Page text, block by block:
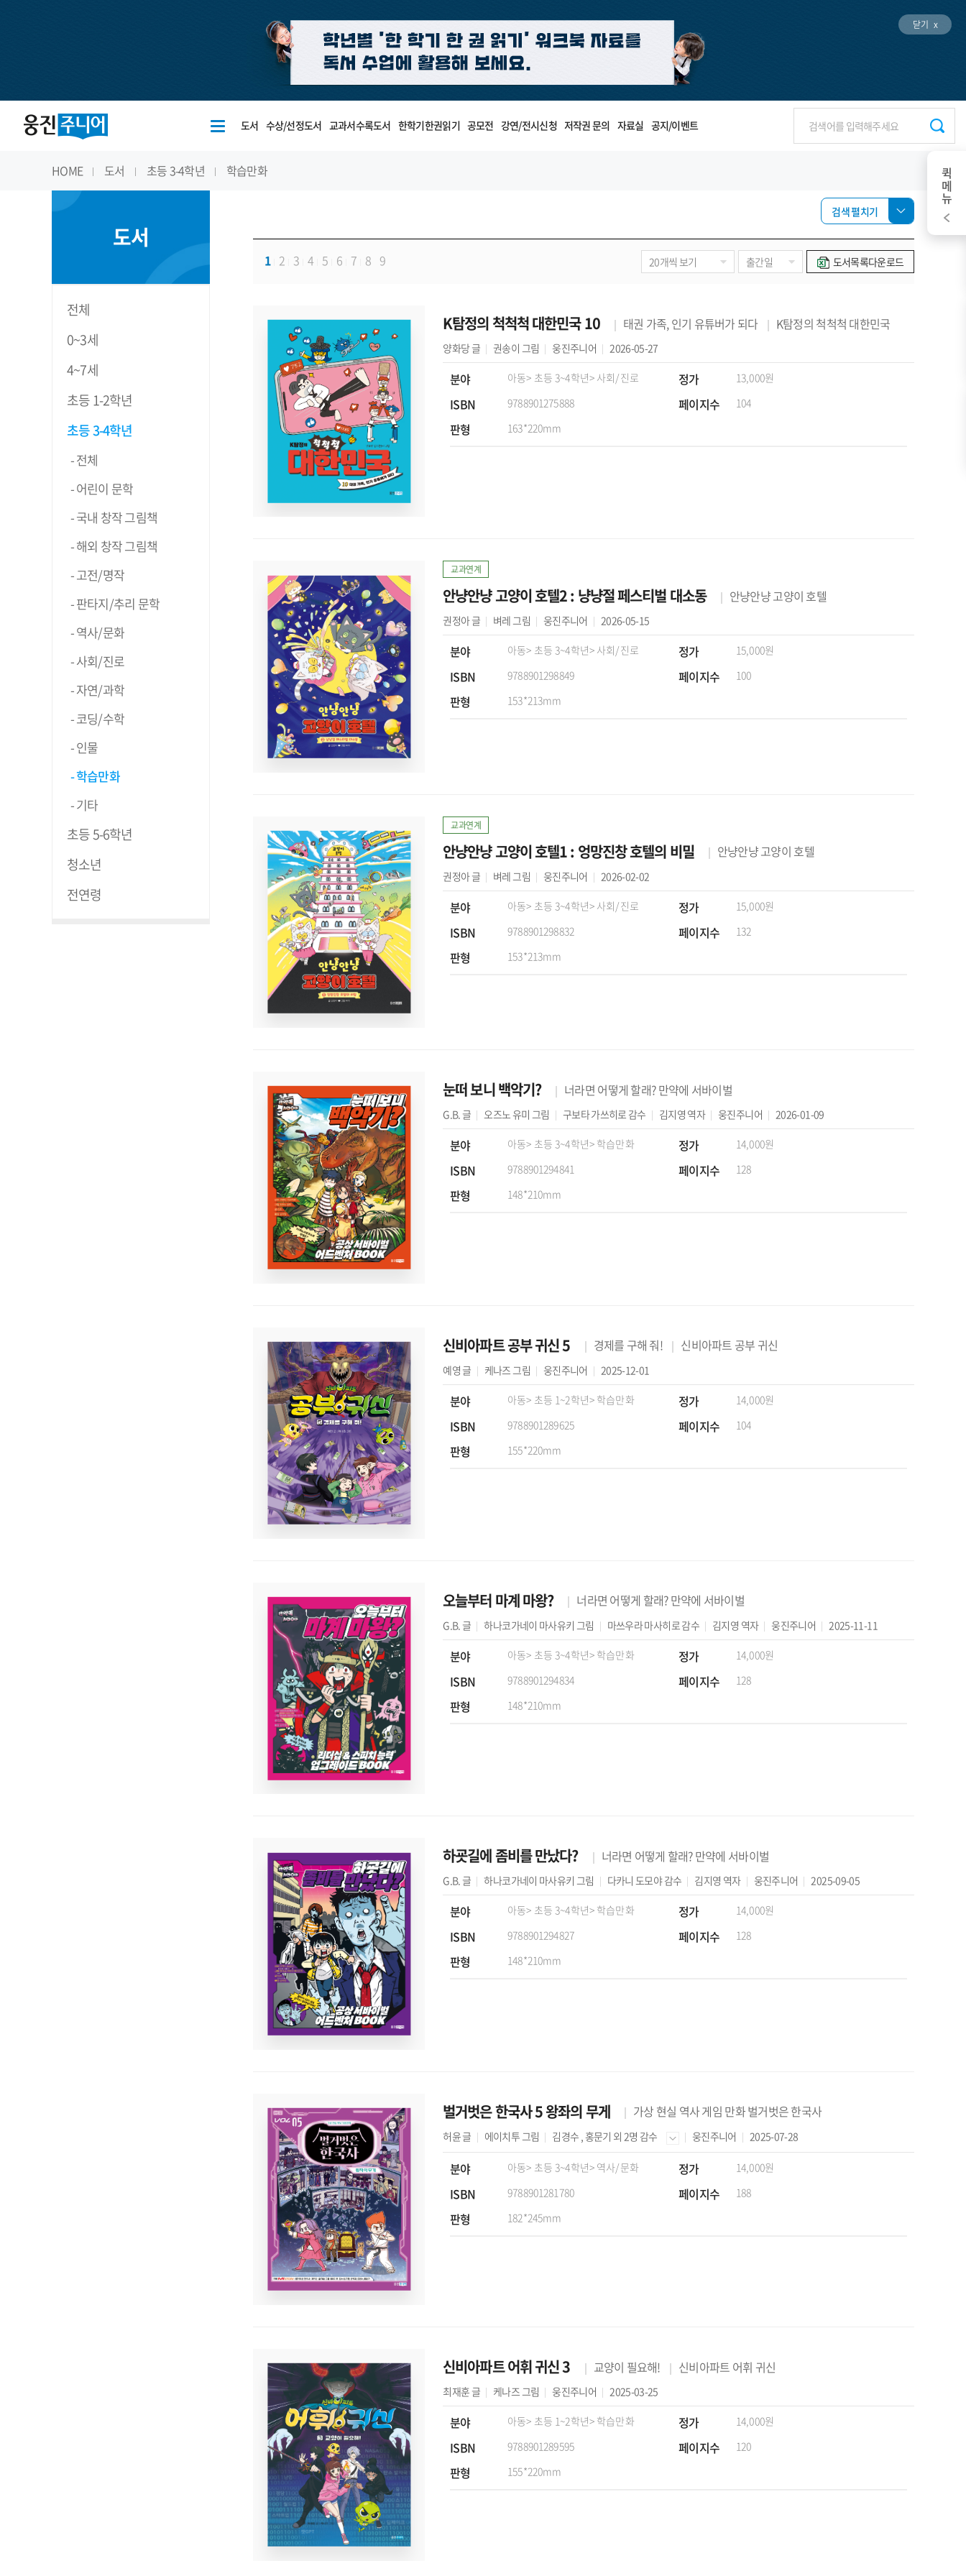
닫기 x
퀵메뉴
도서 수상/선정도서 교과서수록도서 한학기한권읽기 공모전 강연/전시신청 저작권 문의 자료실 공지/이벤트
HOME 도서 초등 3-4학년 학습만화
도서
전체
0~3세
4~7세
초등 1-2학년
초등 3-4학년
전체
어린이 문학
국내 창작 그림책
해외 창작 그림책
고전/명작
판타지/추리 문학
역사/문화
사회/진로
자연/과학
코딩/수학
인물
학습만화
기타
초등 5-6학년
청소년
전연령
검색 펼치기
1 2 3 4 5 6 7 8 9 도서목록다운로드
K탐정의 척척척 대한민국 10 태권 가족, 인기 유튜버가 되다 K탐정의 척척척 대한민국
양화당글 권송이 그림 웅진주니어 2026-05-27
분야 아동> 초등 3~4학년> 사회/진로 정가 13,000원
ISBN 9788901275888 페이지수 104
판형 163*220mm
교과연계
안냥안냥 고양이 호텔2 : 냥냥절 페스티벌 대소동 안냥안냥 고양이 호텔
권정아글 벼레그림 웅진주니어 2026-05-15
분야 아동> 초등 3~4학년> 사회/진로 정가 15,000원
ISBN 9788901298849 페이지수 100
판형 153*213mm
교과연계
안냥안냥 고양이 호텔1 : 엉망진창 호텔의 비밀 안냥안냥 고양이 호텔
권정아글 벼레 그림 웅진주니어 2026-02-02
분야 아동> 초등 3~4학년> 사회/진로 정가 15,000원
ISBN 9788901298832 페이지수 132
판형 153*213mm
눈떠 보니 백악기? 너라면 어떻게 할래? 만약에 서바이벌
G.B. 글 오즈노 유미그림 구보타 가쓰히로 감수 김지영 역자 웅진주니어 2026-01-09
분야 아동> 초등 3~4학년> 학습만화 정가 14,000원
ISBN 9788901294841 페이지수 128
판형 148*210mm
신비아파트 공부 귀신 5 경제를 구해 줘! 신비아파트 공부 귀신
예영 글 케나즈 그림 웅진주니어 2025-12-01
분야 아동> 초등 1~2학년> 학습만화 정가 14,000원
ISBN 9788901289625 페이지수 104
판형 155*220mm
오늘부터 마계 마왕? 너라면 어떻게 할래? 만약에 서바이벌
G.B. 글 하나코가네이 마사유키 그림 마쓰우라 마사히로 감수 김지영 역자 웅진주니어 2025-11-11
분야 아동> 초등 3~4학년> 학습만화 정가 14,000원
ISBN 9788901294834 페이지수 128
판형 148*210mm
하굣길에 좀비를 만났다? 너라면 어떻게 할래? 만약에 서바이벌
G.B. 글 하나코가네이 마사유키 그림 다카니 도모야감수 김지영 역자 웅진주니어 2025-09-05
분야 아동> 초등 3~4학년> 학습만화 정가 14,000원
ISBN 9788901294827 페이지수 128
판형 148*210mm
벌거벗은 한국사 5 왕좌의 무게 가상 현실 역사 게임 만화 벌거벗은 한국사
허윤글 에이치투 그림 김경수 홍문기 외 2명 감수 웅진주니어 2025-07-28
분야 아동> 초등 3~4학년> 역사/문화 정가 14,000원
ISBN 9788901281780 페이지수 188
판형 182*245mm
신비아파트 어휘 귀신 3 교양이 필요해! 신비아파트 어휘 귀신
최재훈 글 케나즈그림 웅진주니어 2025-03-25
분야 아동> 초등 1~2학년> 학습만화 정가 14,000원
ISBN 9788901289595 페이지수 120
판형 155*220mm